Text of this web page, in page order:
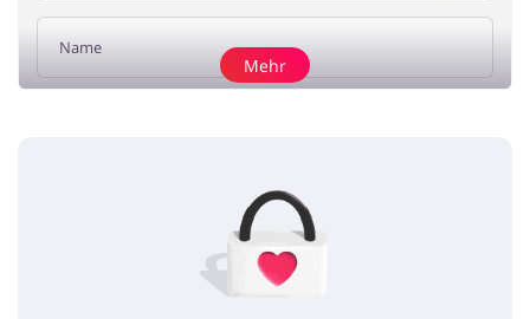
Keine Artikel
Mehr